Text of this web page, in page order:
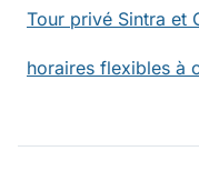
Tour privé Sintra et
horaires flexibles à